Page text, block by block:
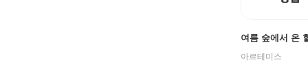
여름 숲에서 온
아르테미스